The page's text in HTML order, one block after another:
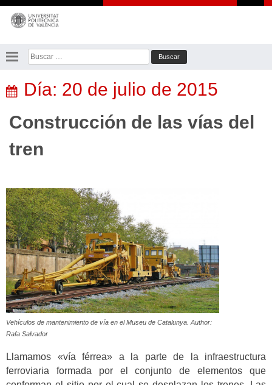
Saltar
contenido
Buscar:
Día: 20 de julio de 2015
Construcción de las vías del
tren
Vehículos de mantenimiento de vía en el Museu de Catalunya. Author:
Rafa Salvador
Llamamos «vía férrea» a la parte de la infraestructura
ferroviaria formada por el conjunto de elementos que